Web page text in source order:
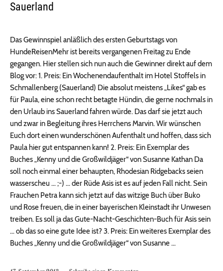
Sauerland
Das Gewinnspiel anläßlich des ersten Geburtstags von
HundeReisenMehr ist bereits vergangenen Freitag zu Ende
gegangen. Hier stellen sich nun auch die Gewinner direkt auf dem
Blog vor: 1. Preis: Ein Wochenendaufenthalt im Hotel Stoffels in
Schmallenberg (Sauerland) Die absolut meistens „Likes“ gab es
für Paula, eine schon recht betagte Hündin, die gerne nochmals in
den Urlaub ins Sauerland fahren würde. Das darf sie jetzt auch
und zwar in Begleitung ihres Herrchens Marvin. Wir wünschen
Euch dort einen wunderschönen Aufenthalt und hoffen, dass sich
Paula hier gut entspannen kann! 2. Preis: Ein Exemplar des
Buches „Kenny und die Großwildjäger“ von Susanne Kathan Da
soll noch einmal einer behaupten, Rhodesian Ridgebacks seien
wasserscheu … ;-) … der Rüde Asis ist es auf jeden Fall nicht. Sein
Frauchen Petra kann sich jetzt auf das witzige Buch über Buko
und Rose freuen, die in einer bayerischen Kleinstadt ihr Unwesen
treiben. Es soll ja das Gute-Nacht-Geschichten-Buch für Asis sein
… ob das so eine gute Idee ist? 3. Preis: Ein weiteres Exemplar des
Buches „Kenny und die Großwildjäger“ von Susanne …